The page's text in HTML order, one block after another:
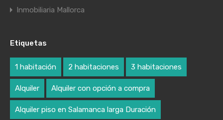
Inmobiliaria Mallorca
Etiquetas
1 habitación 2 habitaciones 3 habitaciones
Alquiler Alquiler con opción a compra
Alquiler piso en Salamanca larga Duración